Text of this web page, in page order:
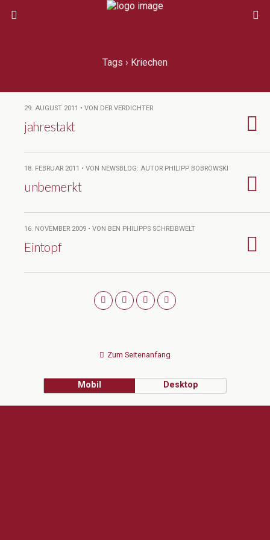
Tags › Kriechen
29. AUGUST 2011 • VON DER VERDICHTER
jahrestakt
18. FEBRUAR 2011 • VON NEWSBLOG: AUTOR PHILIPP BOBROWSKI
unbemerkt
16. NOVEMBER 2009 • VON BEN PHILIPPS SCHREIBWELT
Eintopf
Zum Seitenanfang
Mobil Desktop